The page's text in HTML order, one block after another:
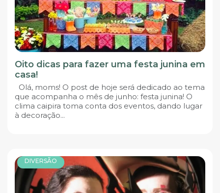
Oito dicas para fazer uma festa junina em
casa!
Olá, moms! O post de hoje será dedicado ao tema
que acompanha o mês de junho: festa junina! O
clima caipira toma conta dos eventos, dando lugar
à decoração...
DIVERSÃO